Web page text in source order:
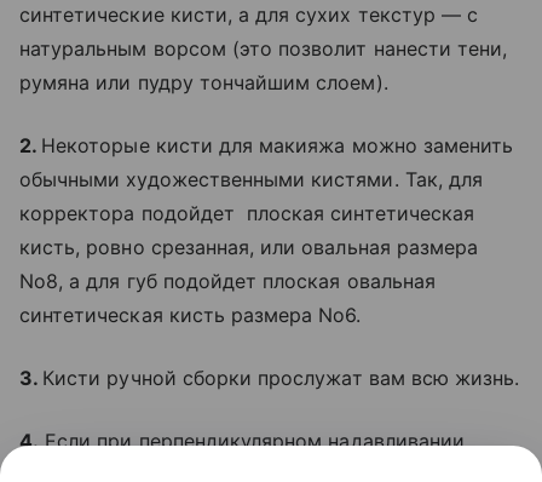
синтетические кисти, а для сухих текстур — с
натуральным ворсом (это позволит нанести тени,
румяна или пудру тончайшим слоем).
2. Некоторые кисти для макияжа можно заменить
обычными художественными кистями. Так, для
корректора подойдет плоская синтетическая
кисть, ровно срезанная, или овальная размера
No8, а для губ подойдет плоская овальная
синтетическая кисть размера No6.
3. Кисти ручной сборки прослужат вам всю жизнь.
4.Если при перпендикулярном надавливании